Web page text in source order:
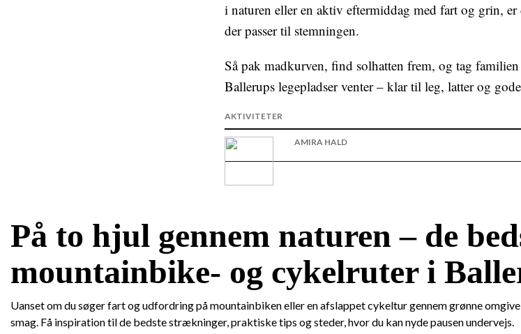
i naturen eller en aktiv eftermiddag med fart og grin,
der passer til stemningen.
Så pak madkurven, find solhatten frem, og tag
Ballerups legepladser venter – klar til leg, latter og
AKTIVITETER
AMIRA HALD
På to hjul gennem naturen – de
mountainbike- og cykelruter i
Uanset om du søger fart og udfordring på mountainbiken eller en afslappet cykeltur gennem grønne
smag. Få inspiration til de bedste strækninger, praktiske tips og steder, hvor du kan nyde pausen undervejs.